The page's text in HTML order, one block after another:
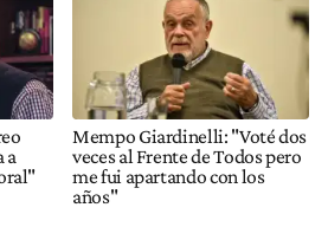
a
Mempo Giardinelli: "Voté dos
veces al Frente de Todos pero
me fui apartando con los
años"